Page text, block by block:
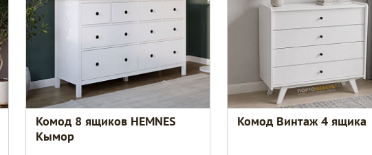
Комод 8 ящиков HEMNES
Кымор
Комод Винтаж 4 ящика